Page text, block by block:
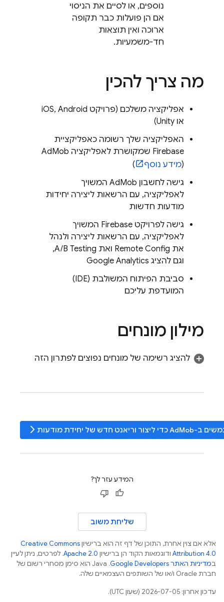
נוספים, או לסיים את הניסוי
אם הן פועלות כבר תקופה
ארוכה ואין תוצאות
חד-משמעיות.
מה צריך להכין
אפליקציה משלכם (פרויקט iOS, Android
או Unity)
האפליקציה שלך רשומה כאפליקציית
Firebase שמקושרת לאפליקציה
AdMob
(מידע נוסף
)
גישה לחשבון AdMob המשויך
לאפליקציה, עם הרשאות ליצירה יחידות
מודעות חדשות
גישה לפרויקט Firebase המשויך
לאפליקציה, עם הרשאות ליצירה ולנהל
את Remote Config ואת A/B Testing
,
וגם להציג Google Analytics
סביבת הפיתוח המשולבת (IDE)
המועדפת עליכם
מילון מונחים
להציג רשימה של מונחים נפוצים לפתרון הזה
ב-AdMobכדי ליצור וריאנט חדש של יחידת מודעות arrow_forward_ios
המידע עזר לך?
שליחת משוב
אלא אם צוין אחרת, התוכן של דף זה הוא ברישיוןCreative Commons
Attribution 4.0 ודוגמאות הקוד הן ברישיון Apache 2.0. לפרטים, ניתן לעיין
במדיניות האתר Google Developers‏
.‏ Java הוא סימן מסחרי רשום של
חברת Oracle ו/או של השותפים העצמאיים שלה.
עדכון אחרון: 2026-07-05 (שעון UTC).